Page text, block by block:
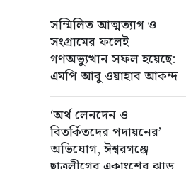
সম্মিলিত আত্মত্যাগ ও
সংগ্রামের ফলেই
গণঅভ্যুত্থান সফল হয়েছে:
এমপি আবু ওয়াহাব আকন্দ
‘অর্থ লেনদেন ও
বিতর্কিতদের পদায়নের’
অভিযোগ, ঈশ্বরগঞ্জে